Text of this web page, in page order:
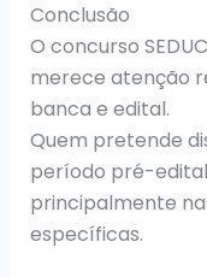
Conclusão
O concurso
merece atenção
banca e edital.
Quem pretende
período pré-
principalmente
específicas.